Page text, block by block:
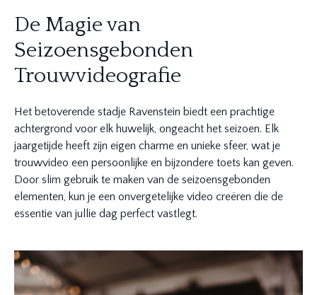
De Magie van
Seizoensgebonden
Trouwvideografie
Het betoverende stadje Ravenstein biedt een prachtige
achtergrond voor elk huwelijk, ongeacht het seizoen. Elk
jaargetijde heeft zijn eigen charme en unieke sfeer, wat je
trouwvideo een persoonlijke en bijzondere toets kan geven.
Door slim gebruik te maken van de seizoensgebonden
elementen, kun je een onvergetelijke video creëren die de
essentie van jullie dag perfect vastlegt.